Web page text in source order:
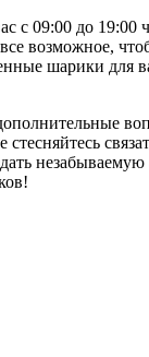
с 09:00 до 19:00
возможное,
шарики для
стесняйтесь
незабываемую